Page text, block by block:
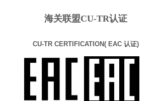
海关联盟CU-TR认证
CU-TR CERTIFICATION( EAC 认证)